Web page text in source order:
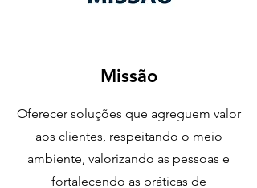
Missão
Oferecer soluções que agreguem valor
aos clientes, respeitando o meio
ambiente, valorizando as pessoas e
fortalecendo as práticas de